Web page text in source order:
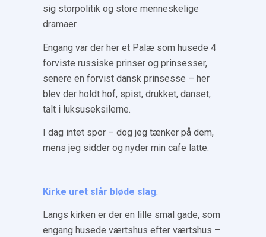
sig storpolitik og store menneskelige
dramaer.
Engang var der her et Palæ som husede 4
forviste russiske prinser og prinsesser,
senere en forvist dansk prinsesse – her
blev der holdt hof, spist, drukket, danset,
talt i luksuseksilerne.
I dag intet spor – dog jeg tænker på dem,
mens jeg sidder og nyder min cafe latte.
Kirke uret slår bløde slag.
Langs kirken er der en lille smal gade, som
engang husede værtshus efter værtshus –